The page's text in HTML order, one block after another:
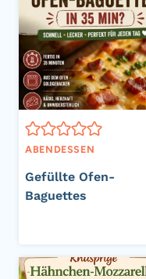
ABENDESSEN
Gefüllte Ofen-
Baguettes